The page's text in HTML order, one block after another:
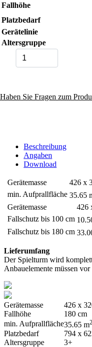
Fallhöhe
Platzbedarf
Gerätelinie
Altersgruppe
Haben Sie Fragen zum
Beschreibung
Angaben
Download
Gerätemasse
426 x
min. Aufprallfläche 35.65
Gerätemasse
426
Fallschutz bis 100 cm
Fallschutz bis 180 cm
Lieferumfang
Der Spielturm wird
Anbauelemente müssen
Gerätemasse
426 x
Fallhöhe
180 cm
min. Aufprallfläche35.65 m2
Platzbedarf
794 x
Altersgruppe
3+